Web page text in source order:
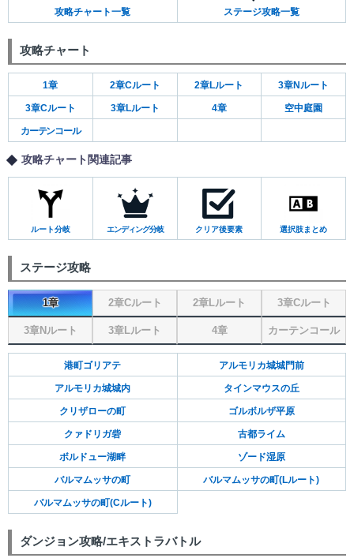
攻略チャート一覧 ステージ攻略一覧
攻略チャート
1章 2章Cルート 2章Lルート 3章Nルート
3章Cルート 3章Lルート 4章 空中庭園
カーテンコール
攻略チャート関連記事
ルート分岐 エンディング分岐 クリア後要素 選択肢まとめ
ステージ攻略
1章 2章Cルート 2章Lルート 3章Cルート
3章Nルート 3章Lルート 4章 カーテンコール
港町ゴリアテ アルモリカ城城門前
アルモリカ城城内 タインマウスの丘
クリザローの町 ゴルボルザ平原
クァドリガ砦 古都ライム
ボルドュー湖畔 ゾード湿原
バルマムッサの町 バルマムッサの町(Lルート)
バルマムッサの町(Cルート)
ダンジョン攻略/エキストラバトル